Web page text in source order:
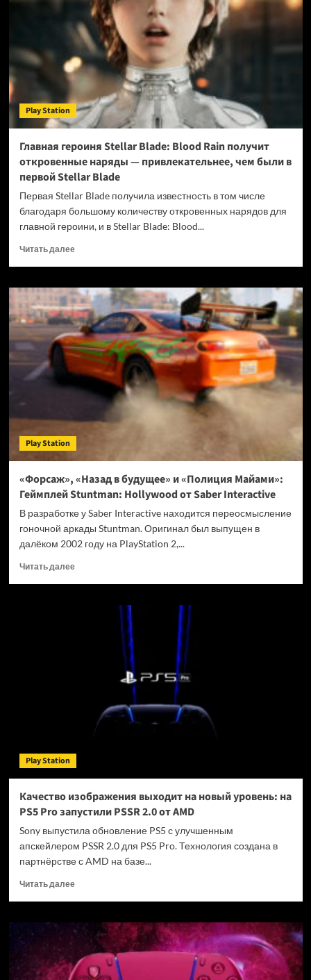
Modern
Warfare
4
откроет
ранний
доступ
сюжетной
кампании
Play Station
Главная героиня Stellar Blade: Blood Rain получит
откровенные наряды — привлекательнее, чем были в
первой Stellar Blade
Первая Stellar Blade получила известность в том числе
благодаря большому количеству откровенных нарядов для
главной героини, и в Stellar Blade: Blood...
Читать далееПрочитать
Главная
героиня
Stellar
Blade:
Blood
Rain
получит
откровенные
наряды
привлекательнее,
Stellar
Blade
Play Station
«Форсаж», «Назад в будущее» и «Полиция Майами»:
Геймплей Stuntman: Hollywood от Saber Interactive
В разработке у Saber Interactive находится переосмысление
гоночной аркады Stuntman. Оригинал был выпущен в
далёком 2002 году на PlayStation 2,...
Читать далееПрочитать
Stuntman:
Hollywood
Play Station
Качество изображения выходит на новый уровень: на
PS5 Pro запустили PSSR 2.0 от AMD
Sony выпустила обновление PS5 с улучшенным
апскейлером PSSR 2.0 для PS5 Pro. Технология создана в
партнёрстве с AMD на базе...
Читать далееПрочитать
Качество
изображения
выходит
на
новый